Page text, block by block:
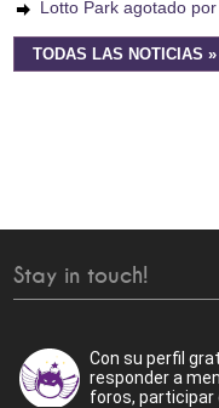
Lotto Park agotado
TODAS LAS NOTICIAS »
Stay in touch!
Con su perfil
responder a
foros, participar